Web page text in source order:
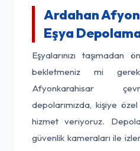
Ardahan
Eşya
Eşyalarınızı
bekletmeniz mi
Afyonkarahisar
depolarımızda, kişiye
hizmet veriyoruz.
güvenlik kameraları ile